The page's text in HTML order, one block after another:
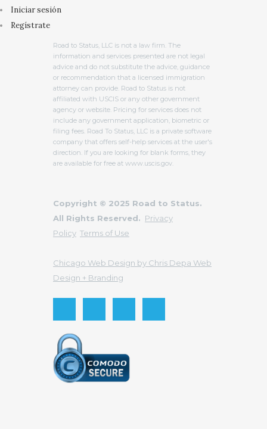
Iniciar sesión
Regístrate
Road to Status, LLC is not a law firm. The
information and services presented are not legal
advice and do not substitute the advice, guidance
or recommendation that a licensed immigration
attorney can provide. Road to Status is not
affiliated with USCIS or any other government
agency or website. Pricing for services does not
include any government application, biometric or
filing fees. Road To Status, LLC is a private software
company that offers self-help services at the user's
direction. If you are looking for blank forms, they
are available for free at www.uscis.gov.
Copyright © 2025 Road to Status.
All Rights Reserved. Privacy
Policy Terms of Use
Chicago Web Design by Chris Depa Web
Design + Branding